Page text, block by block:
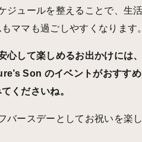
ジュールを整えることで、生
ママも過ごしやすくなります
心して楽しめるお出かけには
Son のイベントがおすす
くださいね。
バースデーとしてお祝いを楽